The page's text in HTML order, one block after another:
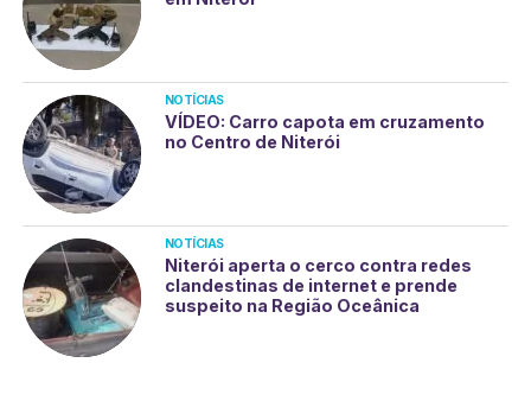
NOTÍCIAS
VÍDEO: Carro capota em cruzamento
no Centro de Niterói
NOTÍCIAS
Niterói aperta o cerco contra redes
clandestinas de internet e prende
suspeito na Região Oceânica